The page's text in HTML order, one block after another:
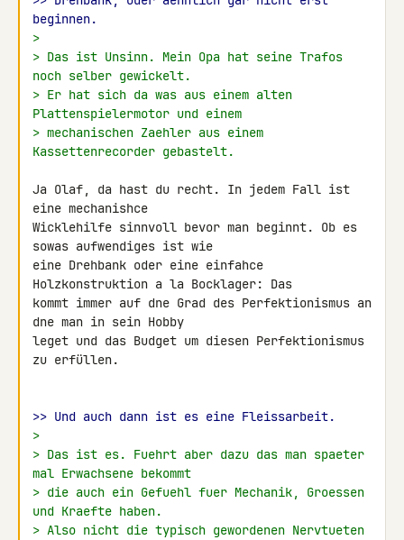
beginnen.
>
> Das ist Unsinn. Mein Opa hat seine Trafos
noch selber gewickelt.
> Er hat sich da was aus einem alten
Plattenspielermotor und einem
> mechanischen Zaehler aus einem
Kassettenrecorder gebastelt.
Ja Olaf, da hast du recht. In jedem Fall ist
eine mechanishce
Wicklehilfe sinnvoll bevor man beginnt. Ob es
sowas aufwendiges ist wie
eine Drehbank oder eine einfahce
Holzkonstruktion a la Bocklager: Das
kommt immer auf dne Grad des Perfektionismus an
dne man in sein Hobby
leget und das Budget um diesen Perfektionismus
zu erfüllen.
>> Und auch dann ist es eine Fleissarbeit.
>
> Das ist es. Fuehrt aber dazu das man spaeter
mal Erwachsene bekommt
> die auch ein Gefuehl fuer Mechanik, Groessen
und Kraefte haben.
> Also nicht die typisch gewordenen Nervtueten